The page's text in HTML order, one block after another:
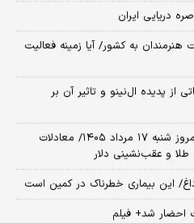
دریایی ایران
هنرمندان به کشور/ آیا زمینه فعالیت
از پدیده ال‌نینو و تاثیر آن بر
پیش‌بینی قیمت طلا، دلار و سکه امروز شنبه ۱۷ مرداد ۱۴۰۵/ معادلات
طلا و عقب‌نشینی دلار
این بیماری خطرناک در کمین است
احضار شد+ فیلم